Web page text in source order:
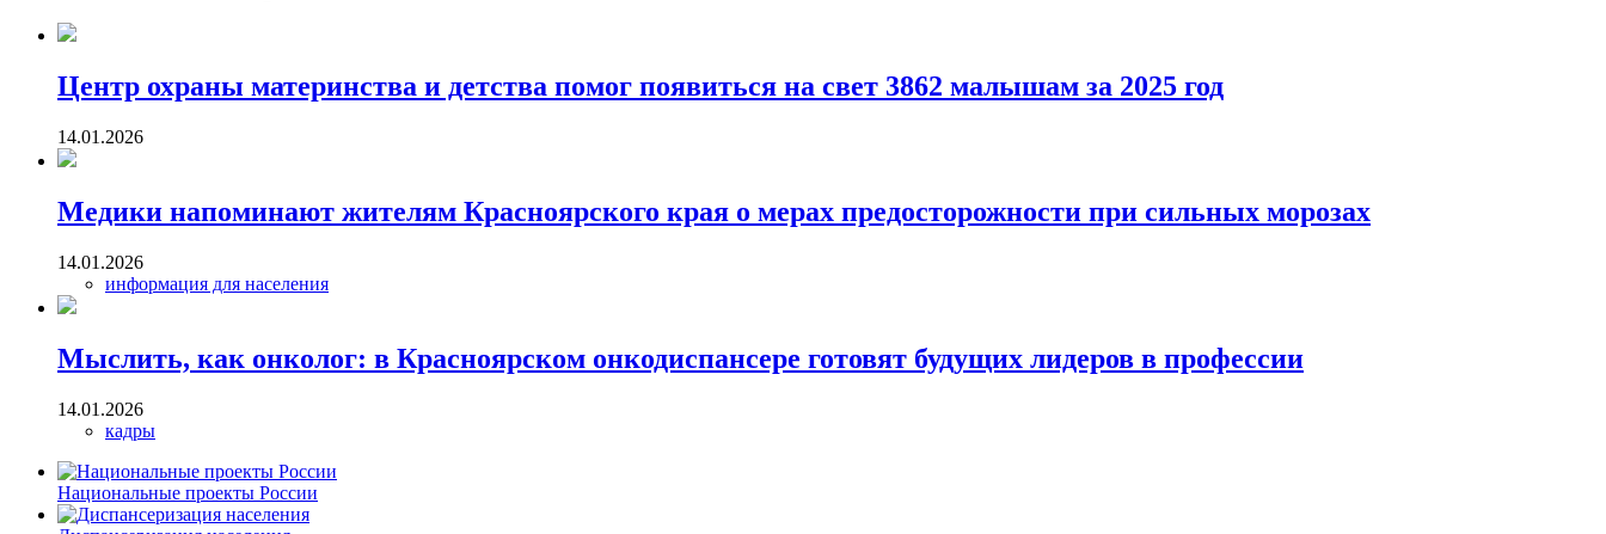
Центр охраны материнства и детства помог появиться на свет 3862 малышам за 2025 год
14.01.2026
Медики напоминают жителям Красноярского края о мерах предосторожности при сильных морозах
14.01.2026
информация для населения
Мыслить, как онколог: в Красноярском онкодиспансере готовят будущих лидеров в профессии
14.01.2026
кадры
Национальные проекты России